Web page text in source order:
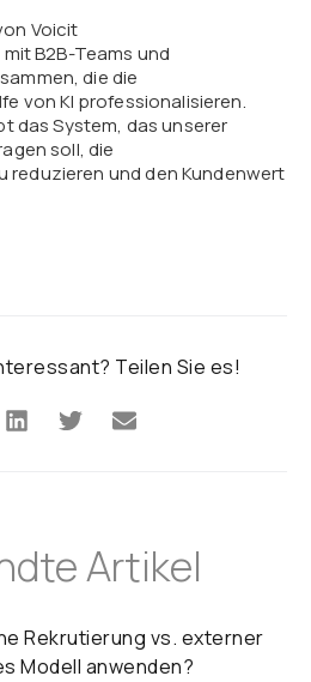
Voicit
B2B-Teams und
die die
von KI professionalisieren.
das System, das unserer
soll, die
reduzieren und den Kundenwert
Teilen Sie es!
Artikel
Rekrutierung vs. externer
Modell anwenden?